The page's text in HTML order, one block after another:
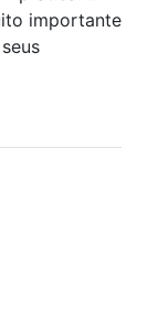
importante